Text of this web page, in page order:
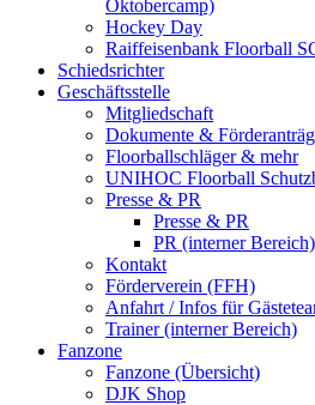
Oktobercamp)
Hockey Day
Raiffeisenbank Floorball
Schiedsrichter
Geschäftsstelle
Mitgliedschaft
Dokumente &
Floorballschläger & mehr
UNIHOC Floorball
Presse & PR
Presse & PR
PR (interner Bereich)
Kontakt
Förderverein (FFH)
Anfahrt / Infos für
Trainer (interner Bereich)
Fanzone
Fanzone (Übersicht)
DJK Shop